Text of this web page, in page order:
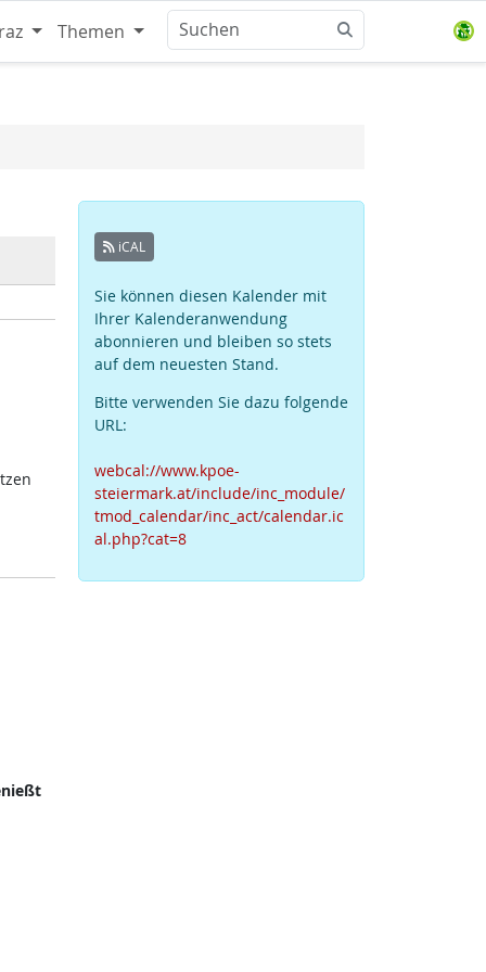
Themen
iCAL
Sie können diesen Kalender mit
Ihrer Kalenderanwendung
abonnieren und bleiben so stets
auf dem neuesten Stand.
Bitte verwenden Sie dazu folgende
URL:
webcal://www.kpoe-
steiermark.at/include/inc_module/
tmod_calendar/inc_act/calendar.ic
al.php?cat=8